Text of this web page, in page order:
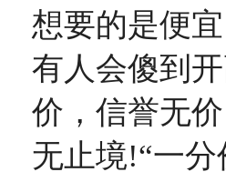
想要的是便
有人会傻到
价，信誉无
无止境!“一